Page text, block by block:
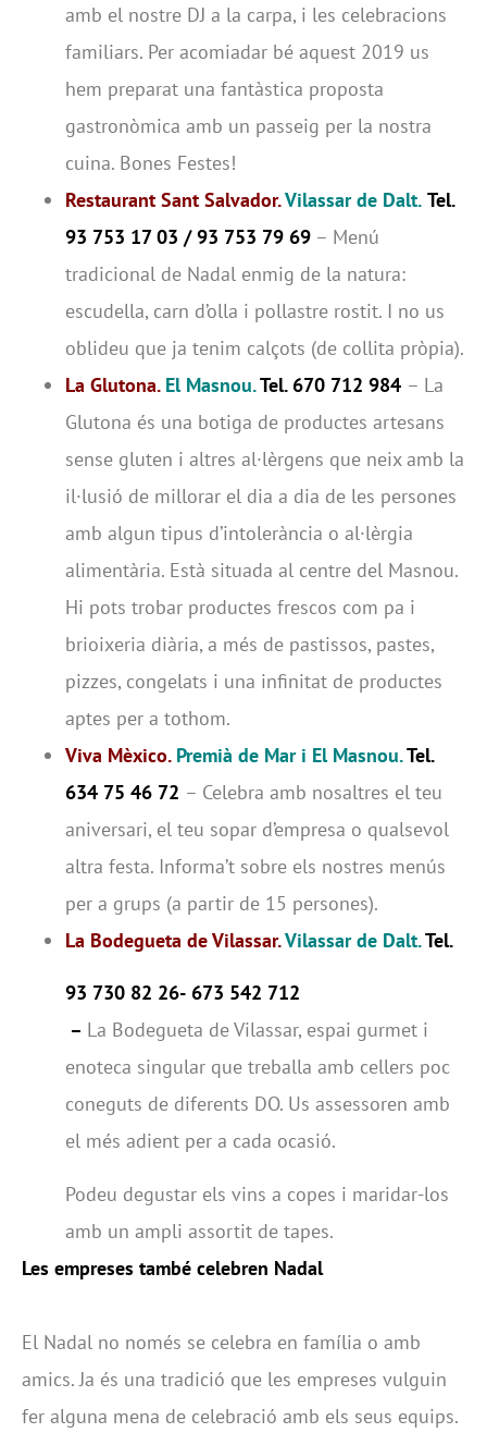
amb el nostre DJ a la carpa, i les celebracions
familiars. Per acomiadar bé aquest 2019 us
hem preparat una fantàstica proposta
gastronòmica amb un passeig per la nostra
cuina. Bones Festes!
Restaurant Sant Salvador.Vilassar de Dalt. Tel.
93 753 17 03 / 93 753 79 69 – Menú
tradicional de Nadal enmig de la natura:
escudella, carn d’olla i pollastre rostit. I no us
oblideu que ja tenim calçots (de collita pròpia).
La Glutona. El Masnou.Tel. 670 712 984 – La
Glutona és una botiga de productes artesans
sense gluten i altres al·lèrgens que neix amb la
il·lusió de millorar el dia a dia de les persones
amb algun tipus d’intolerància o al·lèrgia
alimentària. Està situada al centre del Masnou.
Hi pots trobar productes frescos com pa i
brioixeria diària, a més de pastissos, pastes,
pizzes, congelats i una infinitat de productes
aptes per a tothom.
Viva Mèxico. Premià de Mar i El Masnou.Tel.
634 75 46 72 – Celebra amb nosaltres el teu
aniversari, el teu sopar d’empresa o qualsevol
altra festa. Informa’t sobre els nostres menús
per a grups (a partir de 15 persones).
La Bodegueta de Vilassar.Vilassar de Dalt.Tel.
93 730 82 26- 673 542 712
– La Bodegueta de Vilassar, espai gurmet i
enoteca singular que treballa amb cellers poc
coneguts de diferents DO. Us assessoren amb
el més adient per a cada ocasió.
Podeu degustar els vins a copes i maridar-los
amb un ampli assortit de tapes.
Les empreses també celebren Nadal
El Nadal no només se celebra en família o amb
amics. Ja és una tradició que les empreses vulguin
fer alguna mena de celebració amb els seus equips.